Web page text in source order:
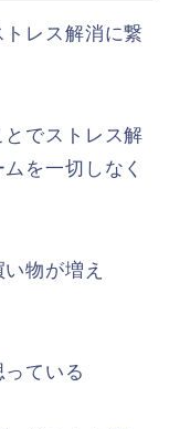
レス解消に繋
でストレス解
を一切しなく
物が増え
ている